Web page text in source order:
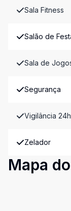
Sala Fitness
Salão de
Sala de
Segurança
Vigilância 24h
Zelador
Mapa